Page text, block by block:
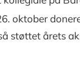
oktober
støttet årets